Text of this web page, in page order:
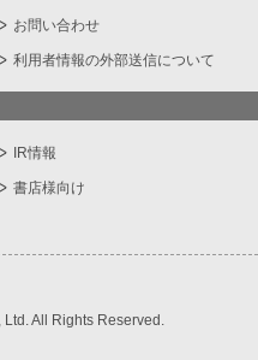
お問い合わせ
利用者情報の外部送信について
IR情報
書店様向け
All Rights Reserved.